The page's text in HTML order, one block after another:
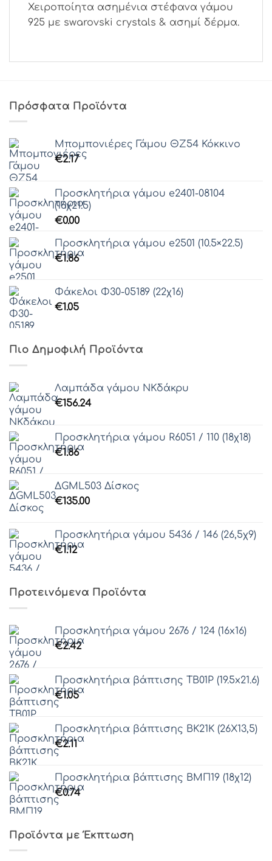
Χειροποίητα ασημένια στέφανα γάμου
925 με swarovski crystals & ασημί δέρμα.
Πρόσφατα Προϊόντα
Μπομπονιέρες Γάμου ΘZ54 Κόκκινο
€2.17
Προσκλητήρια γάμου e2401-08104
(16χ21.5)
€0.00
Προσκλητήρια γάμου e2501 (10.5×22.5)
€1.86
Φάκελοι Φ30-05189 (22χ16)
€1.05
Πιο Δημοφιλή Προϊόντα
Λαμπάδα γάμου ΝΚδάκρυ
€156.24
Προσκλητήρια γάμου R6051 / 110 (18χ18)
€1.86
ΔGML503 Δίσκος
€135.00
Προσκλητήρια γάμου 5436 / 146 (26,5χ9)
€1.12
Προτεινόμενα Προϊόντα
Προσκλητήρια γάμου 2676 / 124 (16x16)
€2.42
Προσκλητήρια βάπτισης ΤΒ01Ρ (19.5x21.6)
€1.05
Προσκλητήρια βάπτισης ΒΚ21Κ (26Χ13,5)
€2.11
Προσκλητήρια βάπτισης ΒΜΠ19 (18χ12)
€0.74
Προϊόντα με Έκπτωση